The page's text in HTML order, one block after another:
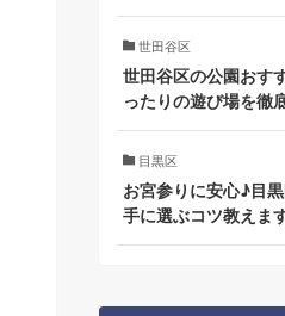
世田谷区
世田谷区の公園おす
ったりの遊び場を徹
目黒区
お宮参りに安心♪目
手に選ぶコツ教えま